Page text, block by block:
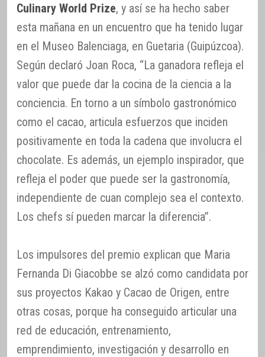
Culinary World Prize, y así se ha hecho saber
esta mañana en un encuentro que ha tenido lugar
en el Museo Balenciaga, en Guetaria (Guipúzcoa).
Según declaró Joan Roca, “La ganadora refleja el
valor que puede dar la cocina de la ciencia a la
conciencia. En torno a un símbolo gastronómico
como el cacao, articula esfuerzos que inciden
positivamente en toda la cadena que involucra el
chocolate. Es además, un ejemplo inspirador, que
refleja el poder que puede ser la gastronomía,
independiente de cuan complejo sea el contexto.
Los chefs sí pueden marcar la diferencia”.
Los impulsores del premio explican que Maria
Fernanda Di Giacobbe se alzó como candidata por
sus proyectos Kakao y Cacao de Origen, entre
otras cosas, porque ha conseguido articular una
red de educación, entrenamiento,
emprendimiento, investigación y desarrollo en